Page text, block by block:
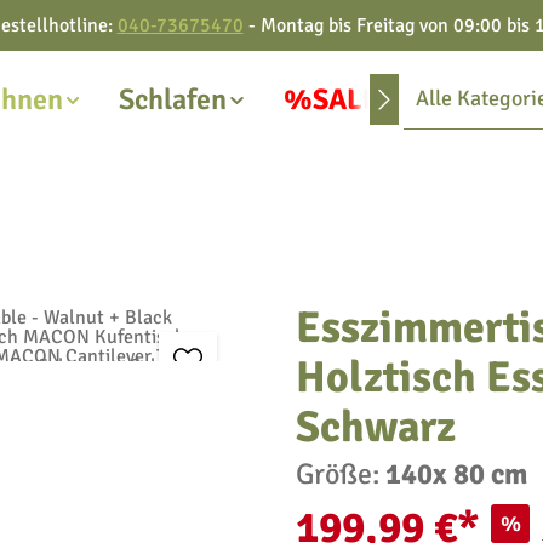
040-73675470 - Montag bis Freitag von 09:00 bis
Schlafen %SALE% Alle
Holztisch
Schwarz
Größe: 140x 80 cm
199,99 €* %